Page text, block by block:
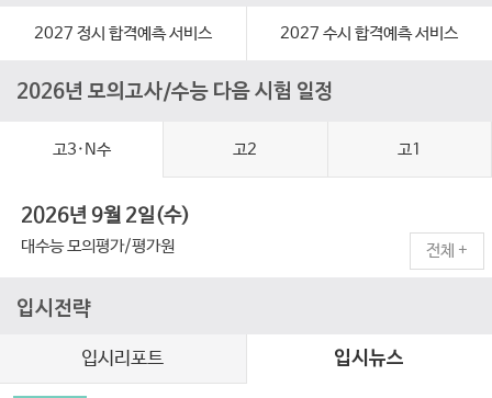
2027 정시 합격예측 서비스 2027 수시 합격예측 서비스
2026년 모의고사/수능 다음 시험 일정
고3·N수 고2 고1
2026년 9월 2일(수)
대수능 모의평가/평가원 전체 +
입시전략
입시리포트 입시뉴스